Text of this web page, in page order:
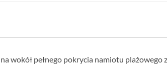
wokół pełnego pokrycia namiotu plażowego